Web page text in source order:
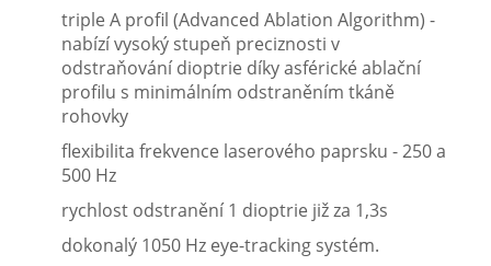
triple A profil (Advanced Ablation Algorithm) -
nabízí vysoký stupeň preciznosti v
odstraňování dioptrie díky asférické ablační
profilu s minimálním odstraněním tkáně
rohovky
flexibilita frekvence laserového paprsku - 250 a
500 Hz
rychlost odstranění 1 dioptrie již za 1,3s
dokonalý 1050 Hz eye-tracking systém.